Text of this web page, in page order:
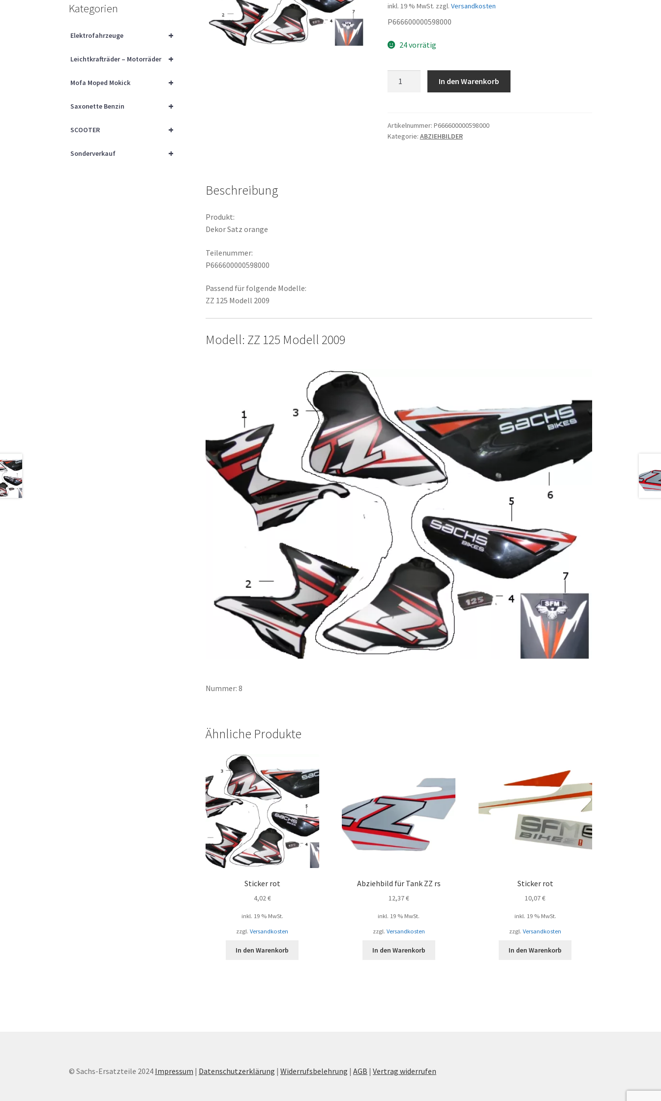
inkl. 19 % MwSt. zzgl. Versandkosten
P666600000598000
24 vorrätig
In den Warenkorb
Artikelnummer: P666600000598000
Kategorie: ABZIEHBILDER
Beschreibung
Produkt:
Dekor Satz orange
Teilenummer:
P666600000598000
Passend für folgende Modelle:
ZZ 125 Modell 2009
Modell: ZZ 125 Modell 2009
Nummer: 8
Ähnliche Produkte
Sticker rot
4,02€
inkl. 19 % MwSt.
zzgl.Versandkosten
In den Warenkorb
Abziehbild für Tank ZZ rs
12,37€
inkl. 19 % MwSt.
zzgl. Versandkosten
In den Warenkorb
Sticker rot
10,07€
inkl. 19 % MwSt.
zzgl.Versandkosten
In den Warenkorb
Kategorien
+
Elektrofahrzeuge
+
Leichtkrafträder – Motorräder
+
Mofa Moped Mokick
+
Saxonette Benzin
+
SCOOTER
+
Sonderverkauf
© Sachs-Ersatzteile 2024 Impressum | Datenschutzerklärung |Widerrufsbelehrung |AGB |Vertrag widerrufen